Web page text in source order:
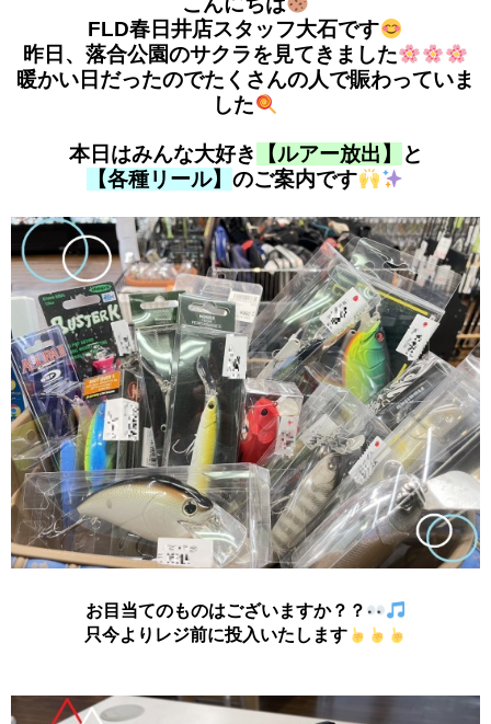
FLD春日井店スタッフ大石です
昨日、落合公園のサクラを見てきました
暖かい日だったのでたくさんの人で賑わっていま
した
本日はみんな大好き 【ルアー放出】
と
【各種リール】のご案内です
お目当てのものはございますか？？
只今よりレジ前に投入いたします